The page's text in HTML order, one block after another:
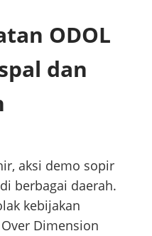
ODOL
dan
aksi demo sopir
berbagai daerah.
kebijakan
Dimension